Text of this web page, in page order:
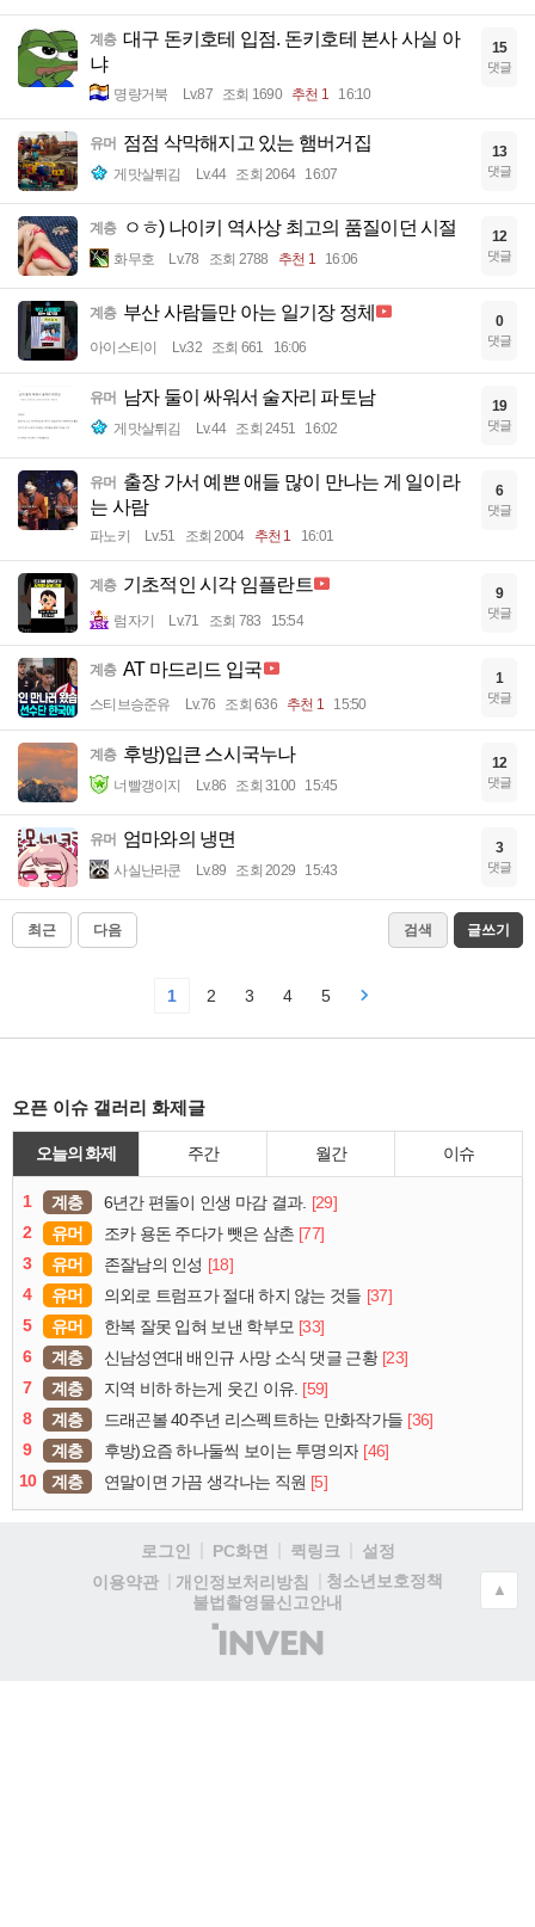
계층 대구 돈키호테 입점. 돈키호테 본사 사실 아
냐
명량거북 Lv.87 조회 1690 추천 1 16:10
15
댓글
유머 점점 삭막해지고 있는 햄버거집
게맛살튀김 Lv.44 조회 2064 16:07
13
댓글
계층 ㅇㅎ) 나이키 역사상 최고의 품질이던 시절
화무호 Lv.78 조회 2788 추천 1 16:06
12
댓글
계층 부산 사람들만 아는 일기장 정체
아이스티이 Lv.32 조회 661 16:06
0
댓글
유머 남자 둘이 싸워서 술자리 파토남
게맛살튀김 Lv.44 조회 2451 16:02
19
댓글
유머 출장 가서 예쁜 애들 많이 만나는 게 일이라
는 사람
파노키 Lv.51 조회 2004 추천 1 16:01
6
댓글
계층 기초적인 시각 임플란트
럼자기 Lv.71 조회 783 15:54
9
댓글
계층 AT 마드리드 입국
스티브승준유 Lv.76 조회 636 추천 1 15:50
1
댓글
계층 후방)입큰 스시국누나
너빨갱이지 Lv.86 조회 3100 15:45
12
댓글
유머 엄마와의 냉면
사실난라쿤 Lv.89 조회 2029 15:43
3
댓글
최근 다음 검색 글쓰기
1 2 3 4 5
오픈 이슈 갤러리 화제글
오늘의 화제 주간 월간 이슈
1 계층 6년간 편돌이 인생 마감 결과. [29]
2
유머 조카 용돈 주다가 뺏은 삼촌 [77]
3
유머 존잘남의 인성 [18]
4
유머 의외로 트럼프가 절대 하지 않는 것들 [37]
5
유머 한복 잘못 입혀 보낸 학부모 [33]
6
계층 신남성연대 배인규 사망 소식 댓글 근황 [23]
7
계층 지역 비하 하는게 웃긴 이유. [59]
8
계층 드래곤볼 40주년 리스펙트하는 만화작가들 [36]
9
계층 후방)요즘 하나둘씩 보이는 투명의자 [46]
10
계층 연말이면 가끔 생각나는 직원 [5]
로그인 PC화면 퀵링크
설정
이용약관
개인정보처리방침
청소년보호정책
불법촬영물신고안내
(주)
인
▲